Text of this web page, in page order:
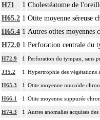
H71 1 Cholestéatome de
H65.2 1 Otite moyenne séreuse
H65.4 1 Autres otites moyennes
H72.0 1 Perforation centrale du
H72.9 1 Perforation du tympan, sans
J35.2 1 Hypertrophie des végétations
H65.3 1 Otite moyenne mucoïde
H66.1 1 Otite moyenne suppurée
H74.3 1 Autres anomalies acquises des